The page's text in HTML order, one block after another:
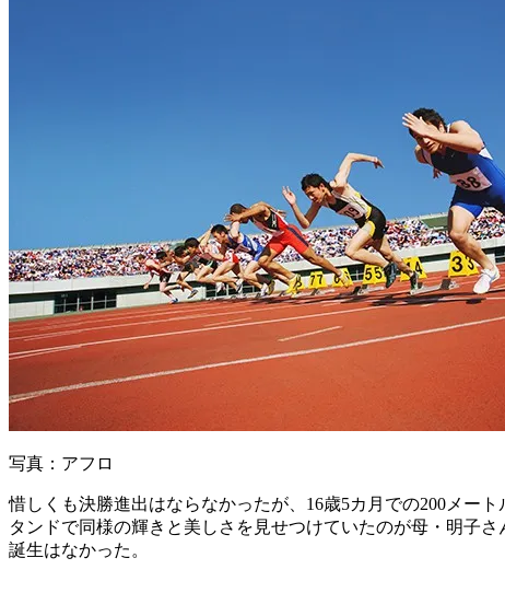
写真：アフロ
惜しくも決勝進出はならなかったが、16歳5カ月での200メー
タンドで同様の輝きと美しさを見せつけていたのが母・明子
誕生はなかった。